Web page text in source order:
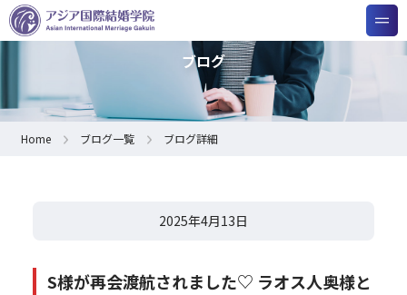
ブログ
Home ブログ一覧 ブログ詳細
2025年4月13日
S様が再会渡航されました♡ ラオス人奥様と